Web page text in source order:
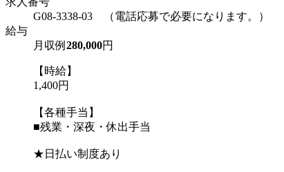
G08-3338-03 （電話応募で必要になります。）
給与
月収例 280,000円
【時給】
1,400円
【各種手当】
■残業・深夜・休出手当
★日払い制度あり